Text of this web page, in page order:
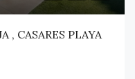
, CASARES PLAYA